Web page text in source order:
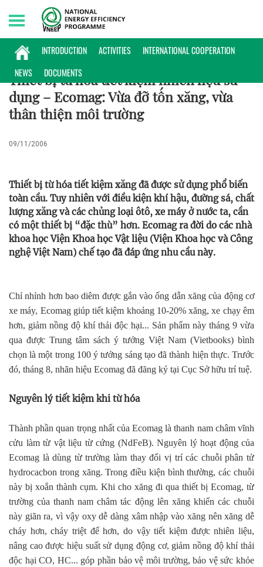
INTRODUCTION ACTIVITIES
INTERNATIONAL COOPERATION
NEWS
DOCUMENTS
Thursday, 06/08/2026 | 15:50 GMT+7
KHOA HỌC CÔNG NGHỆ
Thiết bị từ hóa tiết kiệm nhiên liệu sử
dụng – Ecomag: Vừa đỡ tốn xăng, vừa
thân thiện môi trường
09/11/2006
Thiết bị từ hóa tiết kiệm xăng đã được sử dụng phổ biến
toàn cầu. Tuy nhiên với điều kiện khí hậu, đường sá, chất
lượng xăng và các chủng loại ôtô, xe máy ở nước ta, cần
có một thiết bị “đặc thù” hơn. Ecomag ra đời do các nhà
khoa học Viện Khoa học Vật liệu (Viện Khoa học và Công
nghệ Việt Nam) chế tạo đã đáp ứng nhu cầu này.
Chỉ nhỉnh hơn bao diêm được gắn vào ống dẫn xăng của động cơ
xe máy, Ecomag giúp tiết kiệm khoảng 10-20% xăng, xe chạy êm
hơn, giảm nồng độ khí thải độc hại... Sản phẩm này tháng 9 vừa
qua được Trung tâm sách ý tưởng Việt Nam (Vietbooks) bình
chọn là một trong 100 ý tưởng sáng tạo đã thành hiện thực. Trước
đó, tháng 8, nhãn hiệu Ecomag đã đăng ký tại Cục Sở hữu trí tuệ.
Nguyên lý tiết kiệm khi từ hóa
Thành phần quan trọng nhất của Ecomag là thanh nam châm vĩnh
cửu làm từ vật liệu từ cứng (NdFeB). Nguyên lý hoạt động của
Ecomag là dùng từ trường làm thay đổi vị trí các chuỗi phân tử
hydrocacbon trong xăng. Trong điều kiện bình thường, các chuỗi
này bị xoắn thành cụm. Khi cho xăng đi qua thiết bị Ecomag, từ
trường của thanh nam châm tác động lên xăng khiến các chuỗi
này giãn ra, vì vậy oxy dễ dàng xâm nhập vào xăng nên xăng dễ
cháy hơn, cháy triệt để hơn, do vậy tiết kiệm được nhiên liệu,
nâng cao được hiệu suất sử dụng động cơ, giảm nồng độ khí thải
độc hại CO, HC... góp phần bảo vệ môi trường, bảo vệ sức khỏe